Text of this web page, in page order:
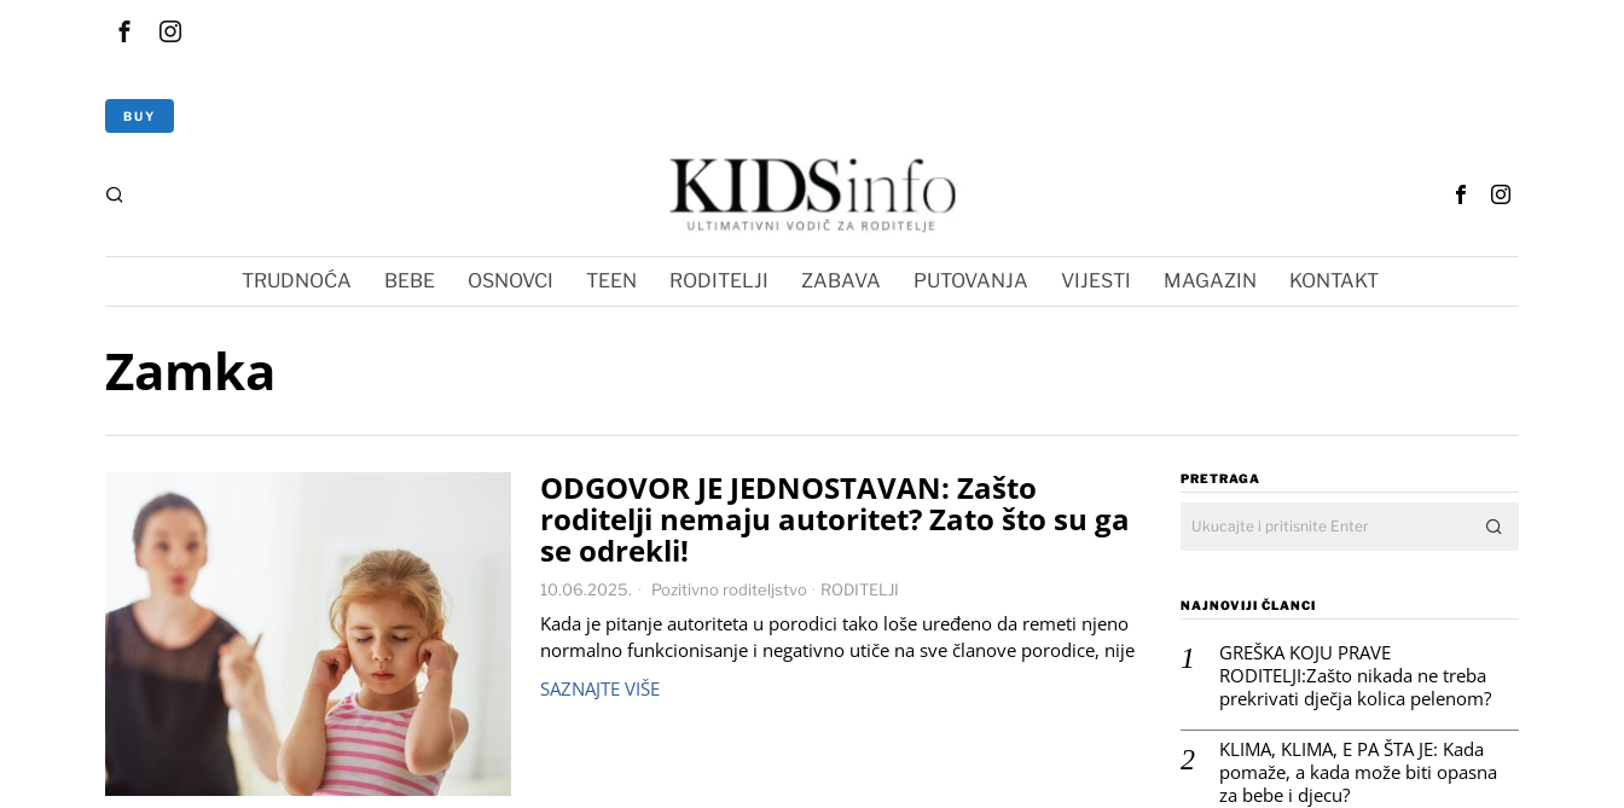
BUY
TRUDNOĆA BEBE OSNOVCI TEEN RODITELJI ZABAVA PUTOVANJA VIJESTI MAGAZIN KONTAKT
Zamka
ODGOVOR JE JEDNOSTAVAN: Zašto
roditelji nemaju autoritet? Zato što su ga
se odrekli!
10.06.2025. Pozitivno roditeljstvo · RODITELJI
Kada je pitanje autoriteta u porodici tako loše uređeno da remeti njeno
normalno funkcionisanje i negativno utiče na sve članove porodice, nije
SAZNAJTE VIŠE
PRETRAGA
NAJNOVIJI ČLANCI
GREŠKA KOJU PRAVE
RODITELJI:Zašto nikada ne treba
prekrivati dječja kolica pelenom?
KLIMA, KLIMA, E PA ŠTA JE: Kada
pomaže, a kada može biti opasna
za bebe i djecu?